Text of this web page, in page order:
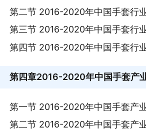
第二节 2016-2020年中国手套行
第三节 2016-2020年中国手套行
第四节 2016-2020年中国手套行
第四章2016-2020年中国手套产
第一节 2016-2020年中国手套产
第二节 2016-2020年中国手套产